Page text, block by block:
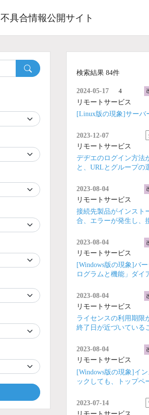
不具合情報公開サイト
検索結果 84件
2024-05-17 4
リモートサービス
[Linux版の現象]サーバ
2023-12-07
リモートサービス
デヂエのログイン方法
と、URLとグループの
2023-08-04
リモートサービス
接続先製品がインスト
合、エラーが発生し、
2023-08-04
リモートサービス
[Windows版の現象]バ
ログラムと機能」ダイ
2023-08-04
リモートサービス
ライセンスの利用期限
終了日が近づいている
2023-08-04
リモートサービス
[Windows版の現象]イ
ックしても、トップペ
2023-07-14